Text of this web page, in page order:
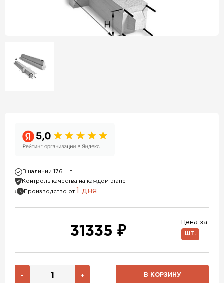
В наличии 176 шт
Контроль качества на каждом этапе
Производство от 1 дня
Цена за:
ШТ.
31335 ₽
- + В КОРЗИНУ